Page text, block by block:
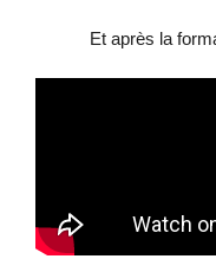
Et après la